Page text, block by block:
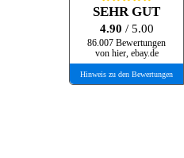
SEHR GUT
4.90 / 5.00
86.007 Bewertungen
von hier, ebay.de
Hinweis zu den Bewertungen